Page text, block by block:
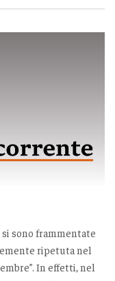
sono frammentate
ripetuta nel
In effetti, nel